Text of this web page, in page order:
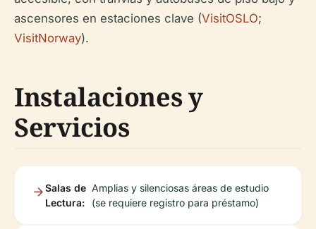
ascensores en estaciones clave (VisitOSLO;
VisitNorway).
Instalaciones y
Servicios
Salas de
Lectura:
Amplias y silenciosas áreas de estudio
(se requiere registro para préstamo)